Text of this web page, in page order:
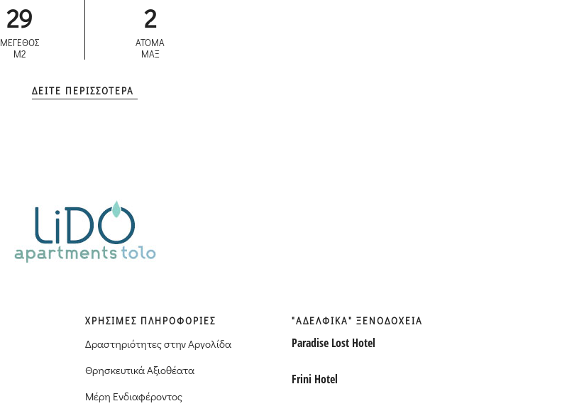
29
ΜΕΓΕΘΟΣ
M2
2
ΑΤΟΜΑ
ΜΑΞ
ΔΕΙΤΕ ΠΕΡΙΣΣΟΤΕΡΑ
ΧΡΗΣΙΜΕΣ ΠΛΗΡΟΦΟΡΙΕΣ
Δραστηριότητες στην Αργολίδα
Θρησκευτικά Αξιοθέατα
Μέρη Ενδιαφέροντος
"ΑΔΕΛΦΙΚΑ" ΞΕΝΟΔΟΧΕΙΑ
Paradise Lost Hotel
Frini Hotel